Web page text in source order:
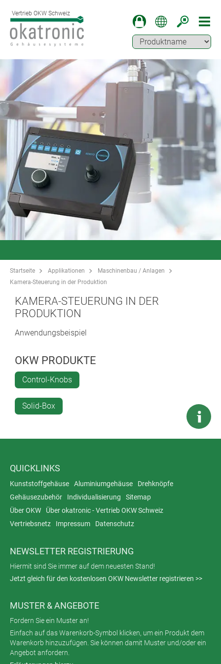
Vertrieb OKW Schweiz
Startseite Applikationen
Maschinenbau / Anlagen
Kamera-Steuerung in der Produktion
KAMERA-STEUERUNG IN DER
PRODUKTION
Anwendungsbeispiel
OKW PRODUKTE
Control-Knobs
Solid-Box
QUICKLINKS
Kunststoffgehäuse Aluminiumgehäuse
Drehknöpfe
Gehäusezubehör
Individualisierung
Sitemap
Über OKW
Über okatronic - Vertrieb OKW Schweiz
Vertriebsnetz
Impressum Datenschutz
NEWSLETTER REGISTRIERUNG
Hiermit sind Sie immer auf dem neuesten Stand!
Jetzt gleich für den kostenlosen OKW Newsletter registrieren >>
MUSTER & ANGEBOTE
Fordern Sie ein Muster an!
Einfach auf das Warenkorb-Symbol klicken, um ein Produkt dem
Warenkorb hinzuzufügen. Sie können damit Muster und/oder ein
Angebot anfordern.